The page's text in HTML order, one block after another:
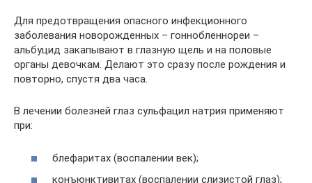
Для предотвращения опасного инфекционного
заболевания новорожденных – гоннобленнореи –
альбуцид закапывают в глазную щель и на половые
органы девочкам. Делают это сразу после рождения и
повторно, спустя два часа.
В лечении болезней глаз сульфацил натрия применяют
при:
блефаритах (воспалении век);
конъюнктивитах (воспалении слизистой глаз);